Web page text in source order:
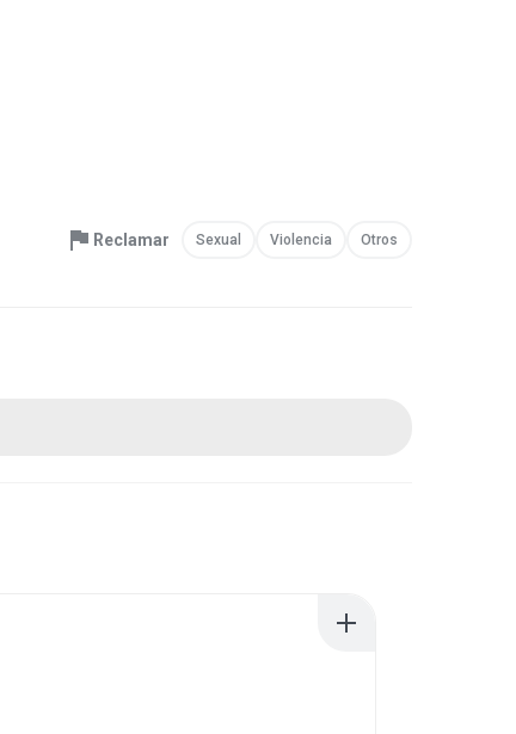
Reclamar Sexual Violencia Otros